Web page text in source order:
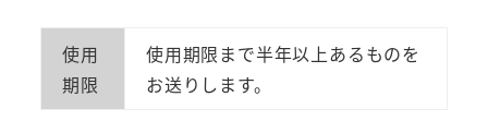
使用
期限
使用期限まで半年以上あるものを
お送りします。